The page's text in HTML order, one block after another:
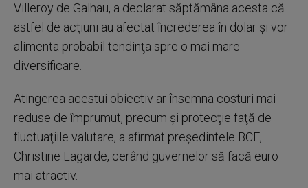
Villeroy de Galhau, a declarat săptămâna acesta că
astfel de acţiuni au afectat încrederea în dolar şi vor
alimenta probabil tendinţa spre o mai mare
diversificare.
Atingerea acestui obiectiv ar însemna costuri mai
reduse de împrumut, precum şi protecţie faţă de
fluctuaţiile valutare, a afirmat preşedintele BCE,
Christine Lagarde, cerând guvernelor să facă euro
mai atractiv.